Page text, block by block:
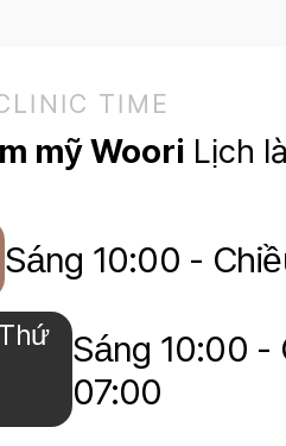
TIME
mỹ Woori Lịch
Sáng 10:00 -
Sáng 10:00 -
07:00